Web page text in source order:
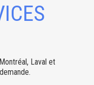
Laval et